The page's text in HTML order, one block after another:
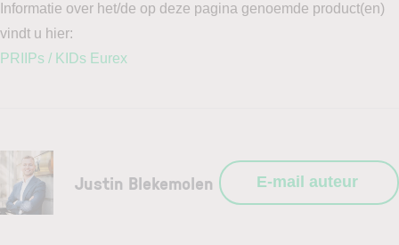
Informatie over het/de op deze pagina genoemde product(en)
vindt u hier:
PRIIPs / KIDs Eurex
Justin Blekemolen E-mail auteur